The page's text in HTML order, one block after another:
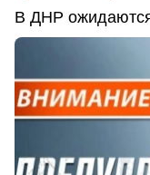
В ДНР